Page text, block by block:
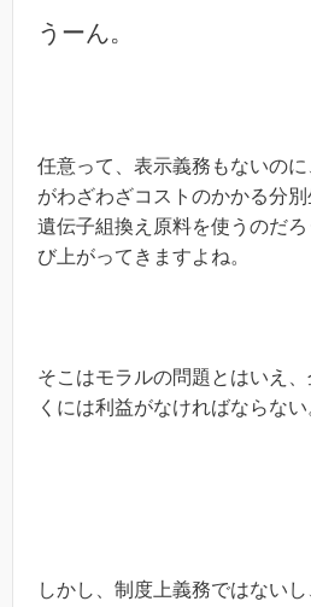
うーん。
任意って、表示義務もないの
がわざわざコストのかかる分
遺伝子組換え原料を使うのだ
び上がってきますよね。
そこはモラルの問題とはいえ
くには利益がなければならない
しかし、制度上義務ではない